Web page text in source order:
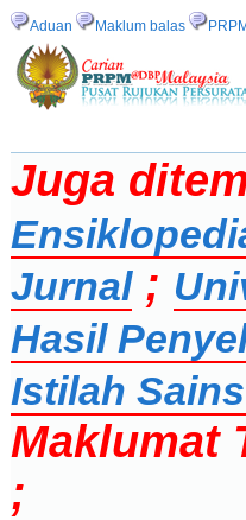
Aduan Maklum balas
Juga
Jurnal;
Hasil
Istilah
Maklumat
;